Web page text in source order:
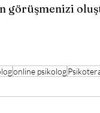
görüşmenizi
online psikolog